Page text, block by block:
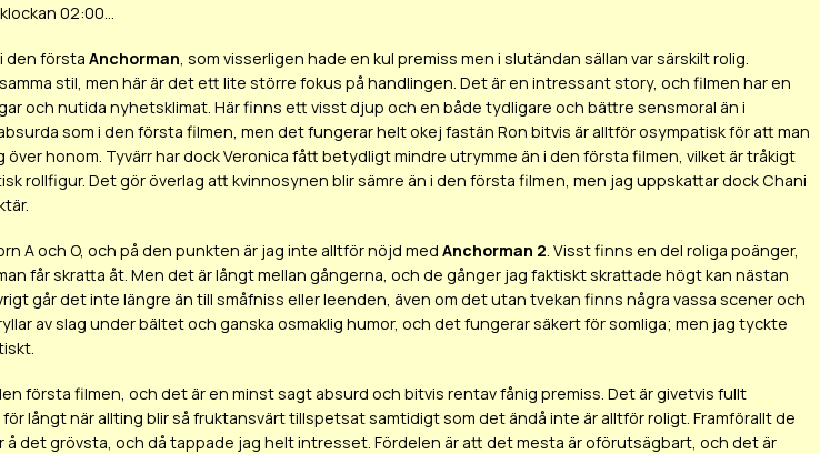
02:00...
den första Anchorman , som visserligen hade en kul premiss men i slutändan sällan var särskilt rolig.
stil, men här är det ett lite större fokus på handlingen. Det är en intressant story, och filmen har en
och nutida nyhetsklimat. Här finns ett visst djup och en både tydligare och bättre sensmoral än i
som i den första filmen, men det fungerar helt okej fastän Ron bitvis är alltför osympatisk för att man
över honom. Tyvärr har dock Veronica fått betydligt mindre utrymme än i den första filmen, vilket är tråkigt
rollfigur. Det gör överlag att kvinnosynen blir sämre än i den första filmen, men jag uppskattar dock Chani
A och O, och på den punkten är jag inte alltför nöjd med Anchorman 2 . Visst finns en del roliga poänger,
får skratta åt. Men det är långt mellan gångerna, och de gånger jag faktiskt skrattade högt kan nästan
går det inte längre än till småfniss eller leenden, även om det utan tvekan finns några vassa scener och
av slag under bältet och ganska osmaklig humor, och det fungerar säkert för somliga; men jag tyckte
första filmen, och det är en minst sagt absurd och bitvis rentav fånig premiss. Det är givetvis fullt
långt när allting blir så fruktansvärt tillspetsat samtidigt som det ändå inte är alltför roligt. Framförallt de
å det grövsta, och då tappade jag helt intresset. Fördelen är att det mesta är oförutsägbart, och det är